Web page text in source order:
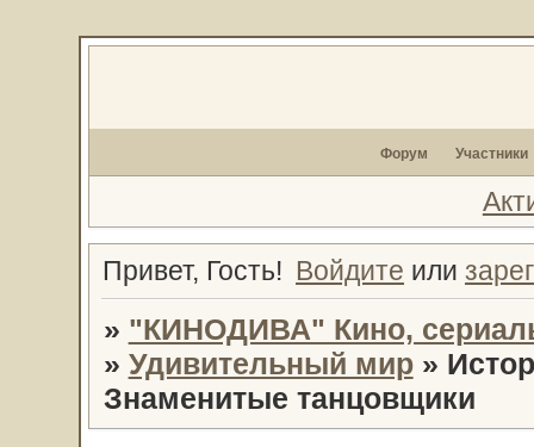
Форум Участники
Привет, Гость! Войдите или
» "КИНОДИВА" Кино,
» Удивительный мир »
Знаменитые танцовщики